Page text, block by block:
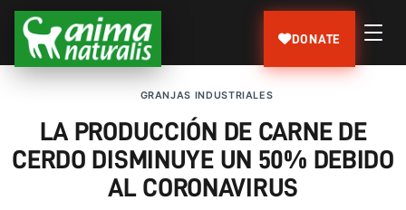
DONATE
GRANJAS INDUSTRIALES
LA PRODUCCIÓN DE CARNE DE
CERDO DISMINUYE UN 50% DEBIDO
AL CORONAVIRUS